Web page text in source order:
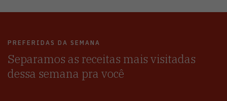
PREFERIDAS DA SEMANA
Separamos as receitas mais visitadas
dessa semana pra você